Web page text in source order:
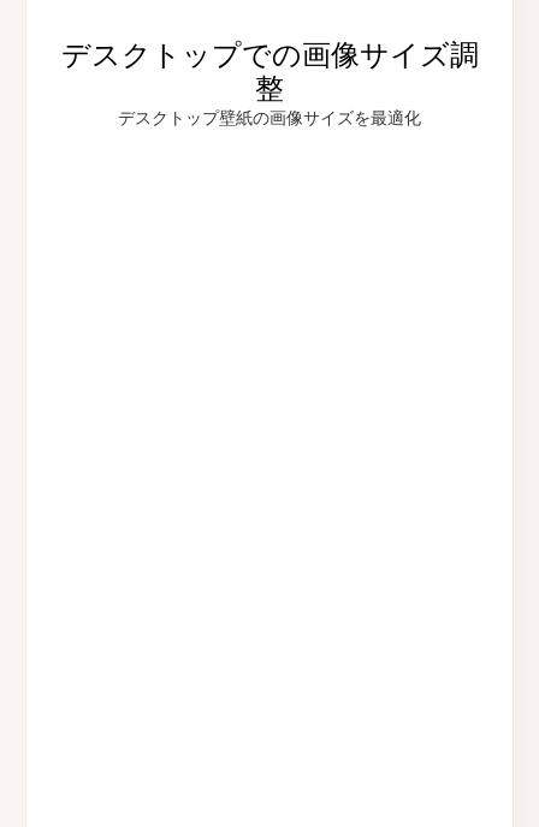
デスクトップでの画像サイズ調
整
デスクトップ壁紙の画像サイズを最適化